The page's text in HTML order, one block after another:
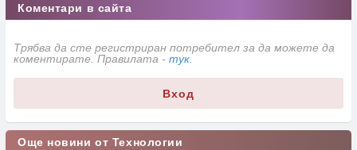
Коментари в сайта
Трябва да сте регистриран потребител за да можете да
коментирате. Правилата - тук
Вход
Още новини от Технологии